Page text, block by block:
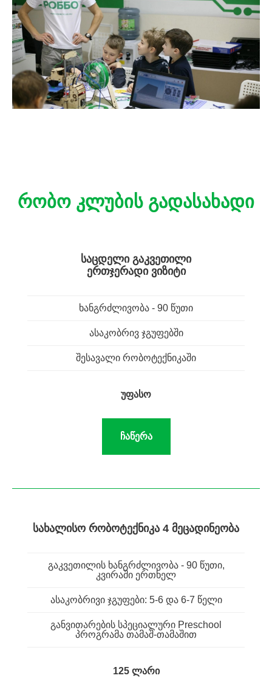
რობო კლუბის გადასახადი
ᲡᲐᲪᲓᲔᲚᲘ ᲒᲐᲙᲕᲔᲗᲘᲚᲘ
ᲔᲠᲗᲯᲔᲠᲐᲓᲘ ᲕᲘᲖᲘᲢᲘ
ხანგრძლივობა - 90 წუთი
ასაკობრივ ჯგუფებში
შესავალი რობოტექნიკაში
უფასო
ჩაწერა
ᲡᲐᲮᲐᲚᲘᲡᲝ ᲠᲝᲑᲝᲢᲔᲥᲜᲘᲙᲐ 4 ᲛᲔᲪᲐᲓᲘᲜᲔᲝᲑᲐ
გაკვეთილის ხანგრძლივობა - 90 წუთი,
კვირაში ერთხელ
ასაკობრივი ჯგუფები: 5-6 და 6-7 წელი
განვითარების სპეციალური Preschool
პროგრამა თამაშ-თამაშით
125 ლარი